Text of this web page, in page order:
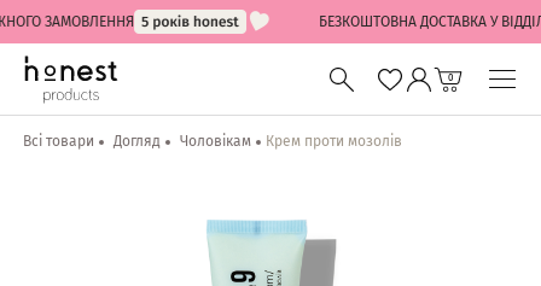
ЗАМОВЛЕННЯ БЕЗКОШТОВНА ДОСТАВКА У
0
Всі товари Догляд Чоловікам Крем проти мозолів